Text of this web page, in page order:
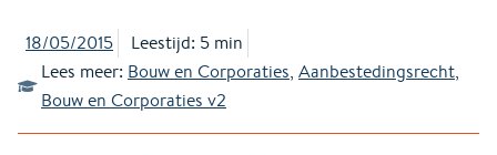
18/05/2015
Leestijd: 5 min
Lees meer: Bouw en Corporaties, Aanbestedingsrecht,
Bouw en Corporaties v2